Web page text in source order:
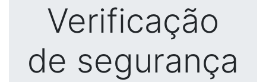
Verificação
de segurança